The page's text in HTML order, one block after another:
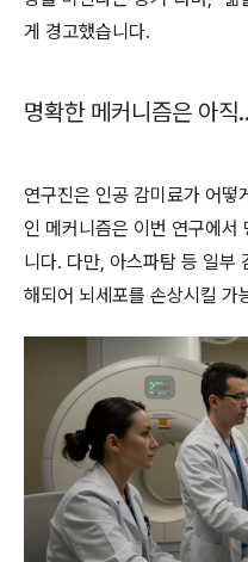
게 경고했습니다.
명확한 메커니즘은 아
연구진은 인공 감미료가 어떻
인 메커니즘은 이번 연구에서
니다. 다만, 아스파탐 등 일부
해되어 뇌세포를 손상시킬 가